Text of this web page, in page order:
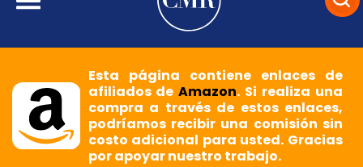
Esta página contiene enlaces de
afiliados deAmazon. Si realiza una
compra a través de estos enlaces,
podríamos recibir una comisión sin
costo adicional para usted. Gracias
por apoyar nuestro trabajo.